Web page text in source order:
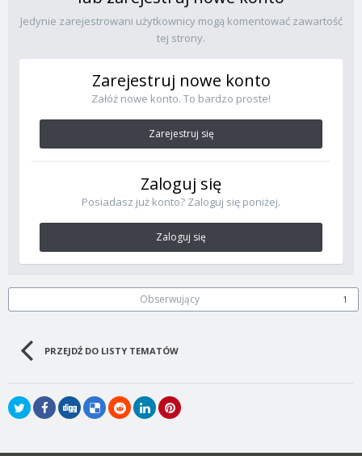
Jedynie zarejestrowani użytkownicy mogą komentować zawartość
tej strony.
Zarejestruj nowe konto
Załóż nowe konto. To bardzo proste!
Zarejestruj się
Zaloguj się
Posiadasz już konto? Zaloguj się poniżej.
Zaloguj się
Obserwujący 1
PRZEJDŹ DO LISTY TEMATÓW